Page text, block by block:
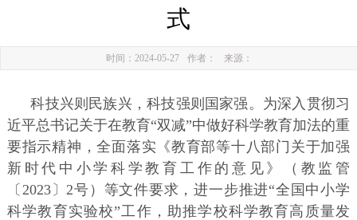
式
时间：2024-05-27 作者： 来源：
科技兴则民族兴，科技强则国家强。为深入贯彻习
近平总书记关于在教育“双减”中做好科学教育加法的重
要指示精神，全面落实《教育部等十八部门关于加强
新时代中小学科学教育工作的意见》（教监管
〔2023〕2号）等文件要求，进一步推进“全国中小学
科学教育实验校”工作，助推学校科学教育高质量发